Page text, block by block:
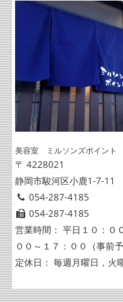
美容室 ミルソンズポイント
〒 4228021
静岡市駿河区小鹿1-7-11
054-287-4185
054-287-4185
営業時間： 平日１０：０
００～１７：００（事前
定休日： 毎週月曜日，火